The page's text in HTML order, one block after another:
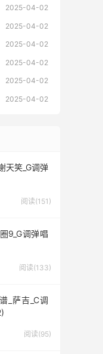
2025-04-02
2025-04-02
2025-04-02
2025-04-02
2025-04-02
2025-04-02
天笑_G调弹
阅读(151)
9_G调弹唱
阅读(133)
_萨吉_C调
阅读(95)